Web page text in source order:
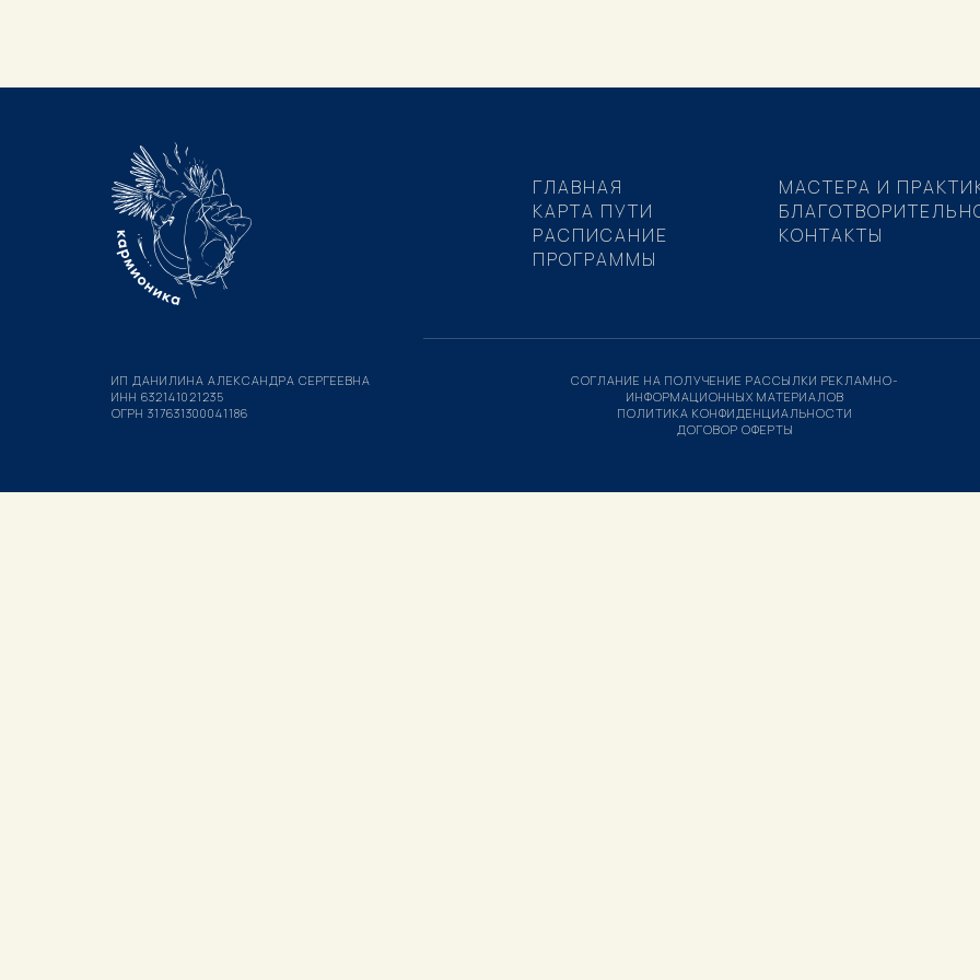
ГЛАВНАЯ
КАРТА ПУТИ
РАСПИСАНИЕ
ПРОГРАММЫ
МАСТЕРА И
КОНТАКТЫ
ИП ДАНИЛИНА АЛЕКСАНДРА СЕРГЕЕВНА
ИНН 632141021235
ОГРН 317631300041186
СОГЛАНИЕ НА ПОЛУЧЕНИЕ РАССЫЛКИ РЕКЛАМНО-
ИНФОРМАЦИОННЫХ МАТЕРИАЛОВ
ПОЛИТИКА КОНФИДЕНЦИАЛЬНОСТИ
ДОГОВОР ОФЕРТЫ